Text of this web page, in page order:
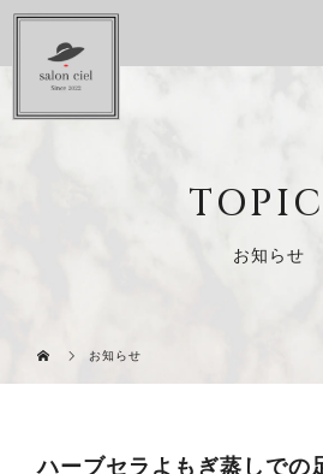
お知らせ
お知らせ
ハーブセラよもぎ蒸しで